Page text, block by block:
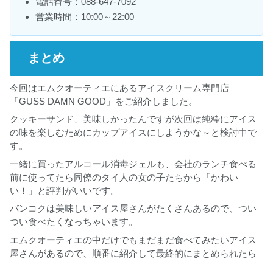
営業時間：10:00～22:00
まとめ
今回はエムクオーティエにあるアイスクリーム専門店
「GUSS DAMN GOOD」をご紹介しました。
クッキーサンド、美味しかったんですが次回は純粋にアイス
の味を楽しむためにカップアイスにしようかな～と検討中で
す。
一緒に買ったアルコール消毒ジェルも、会社のランチ食べる
前に使ってたら同僚のタイ人の女の子たちから「かわい
い！」と評判がいいです。
バンコクは美味しいアイス屋さんがたくさんあるので、つい
つい食べたくなっちゃいます。
エムクオーティエの中だけでもまだまだ食べてみたいアイス
屋さんがあるので、順番に紹介して最終的にまとめられたら